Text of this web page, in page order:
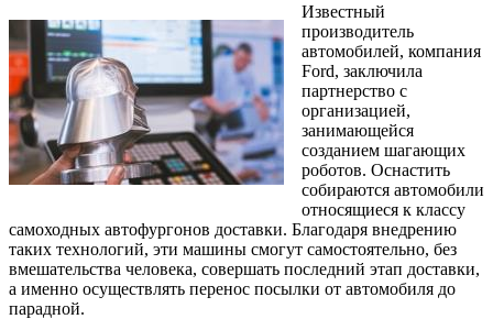
Известный
производитель
автомобилей, компания
Ford, заключила
партнерство с
организацией,
занимающейся
созданием шагающих
роботов. Оснастить
собираются автомобили
относящиеся к классу
самоходных автофургонов доставки. Благодаря внедрению
таких технологий, эти машины смогут самостоятельно, без
вмешательства человека, совершать последний этап доставки,
а именно осуществлять перенос посылки от автомобиля до
парадной.